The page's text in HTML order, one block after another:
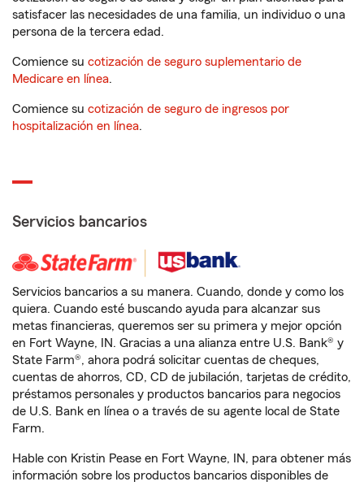
satisfacer las necesidades de una familia, un individuo o una
persona de la tercera edad.
Comience su cotización de seguro suplementario de
Medicare en línea.
Comience su cotización de seguro de ingresos por
hospitalización en línea.
Servicios bancarios
Servicios bancarios a su manera. Cuando, donde y como los
quiera. Cuando esté buscando ayuda para alcanzar sus
metas financieras, queremos ser su primera y mejor opción
en Fort Wayne, IN. Gracias a una alianza entre U.S. Bank® y
State Farm®, ahora podrá solicitar cuentas de cheques,
cuentas de ahorros, CD, CD de jubilación, tarjetas de crédito,
préstamos personales y productos bancarios para negocios
de U.S. Bank en línea o a través de su agente local de State
Farm.
Hable con Kristin Pease en Fort Wayne, IN, para obtener más
información sobre los productos bancarios disponibles de